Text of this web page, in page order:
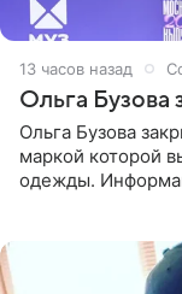
13 часов назад
Ольга Бузова
Ольга Бузова
маркой которой
одежды.